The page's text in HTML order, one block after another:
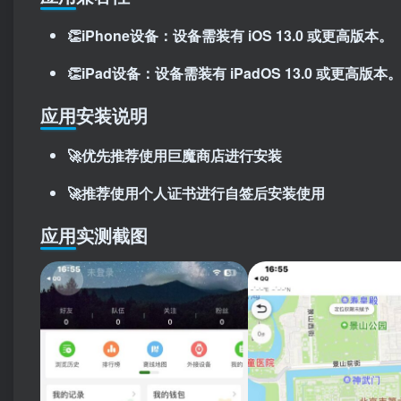
👏iPhone设备：设备需装有 iOS 13.0 或更高版本。
👏iPad设备：设备需装有 iPadOS 13.0 或更高版本。
应用安装说明
🚀优先推荐使用巨魔商店进行安装
🚀推荐使用个人证书进行自签后安装使用
应用实测截图